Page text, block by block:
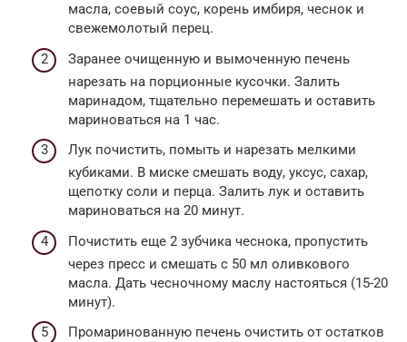
масла, соевый соус, корень имбиря, чеснок и
свежемолотый перец.
Заранее очищенную и вымоченную печень
нарезать на порционные кусочки. Залить
маринадом, тщательно перемешать и оставить
мариноваться на 1 час.
Лук почистить, помыть и нарезать мелкими
кубиками. В миске смешать воду, уксус, сахар,
щепотку соли и перца. Залить лук и оставить
мариноваться на 20 минут.
Почистить еще 2 зубчика чеснока, пропустить
через пресс и смешать с 50 мл оливкового
масла. Дать чесночному маслу настояться (15-20
минут).
Промаринованную печень очистить от остатков